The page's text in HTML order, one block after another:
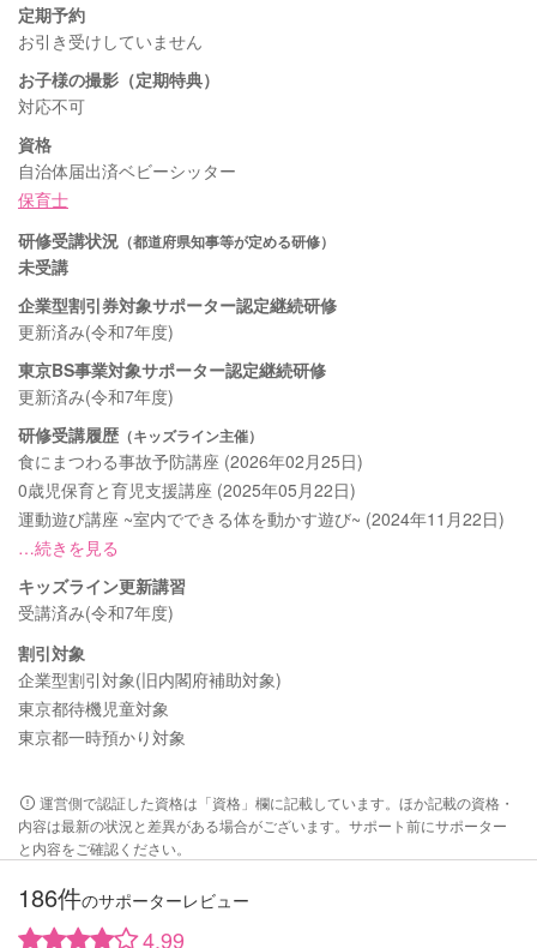
定期予約
お引き受けしていません
お子様の撮影（定期特典）
対応不可
資格
自治体届出済ベビーシッター
保育士
研修受講状況 （都道府県知事等が定める研修）
未受講
企業型割引券対象サポーター認定継続研修
更新済み(令和7年度)
東京BS事業対象サポーター認定継続研修
更新済み(令和7年度)
研修受講履歴 （キッズライン主催）
食にまつわる事故予防講座 (2026年02月25日)
0歳児保育と育児支援講座 (2025年05月22日)
運動遊び講座 ~室内でできる体を動かす遊び~ (2024年11月22日)
…続きを見る
キッズライン更新講習
受講済み(令和7年度)
割引対象
企業型割引対象(旧内閣府補助対象)
東京都待機児童対象
東京都一時預かり対象
運営側で認証した資格は「資格」欄に記載しています。ほか記載の資格・
内容は最新の状況と差異がある場合がございます。サポート前にサポーター
と内容をご確認ください。
186件のサポーターレビュー
4.99